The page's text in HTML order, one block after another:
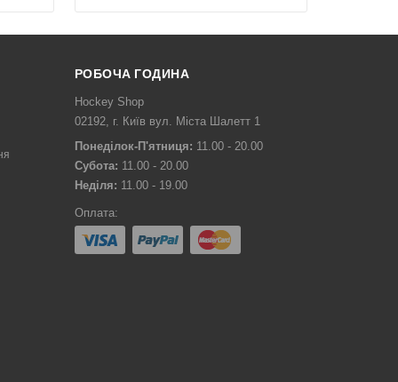
РОБОЧА ГОДИНА
Hockey Shop
02192, г. Київ вул. Міста Шалетт 1
Понеділок-П'ятниця: 11.00 - 20.00
Субота: 11.00 - 20.00
Неділя: 11.00 - 19.00
Оплата: